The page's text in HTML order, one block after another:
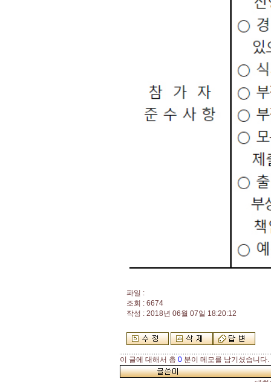
파일 :
조회 : 6674
작성 : 2018년 06월 07일 18:20:12
이 글에 대해서 총 0 분이 메모를 남기셨습니다.